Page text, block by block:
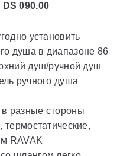
090.00
установить
душа в диапазоне 86
душ/ручной душ
ручного душа
разные стороны
RAVAK